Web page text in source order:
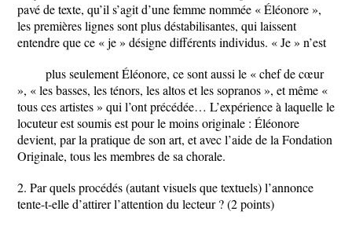
pavé de texte, qu’il s’agit d’une femme nommée « Éléonore »,
les premières lignes sont plus déstabilisantes, qui laissent
entendre que ce « je » désigne différents individus. « Je » n’est
plus seulement Éléonore, ce sont aussi le « chef de cœur
», « les basses, les ténors, les altos et les sopranos », et même «
tous ces artistes » qui l’ont précédée… L’expérience à laquelle le
locuteur est soumis est pour le moins originale : Éléonore
devient, par la pratique de son art, et avec l’aide de la Fondation
Originale, tous les membres de sa chorale.
2. Par quels procédés (autant visuels que textuels) l’annonce
tente-t-elle d’attirer l’attention du lecteur ? (2 points)